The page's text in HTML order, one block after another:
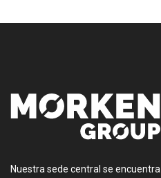
Nuestra sede central se encuentra